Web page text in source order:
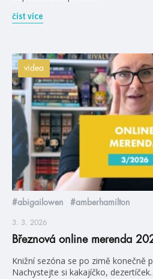
číst více
videa
#abigailowen #amberhamilton
3. 3. 2026
Březnová online merenda
Knižní sezóna se po zimě konečně
Nachystejte si kakajíčko,